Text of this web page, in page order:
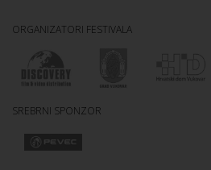
ORGANIZATORI FESTIVALA
SREBRNI SPONZOR